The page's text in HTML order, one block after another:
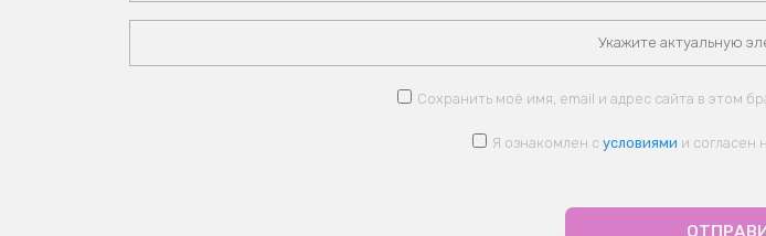
Сохранить моё имя, email и адрес сайта в этом
Я ознакомлен с условиями и согласен